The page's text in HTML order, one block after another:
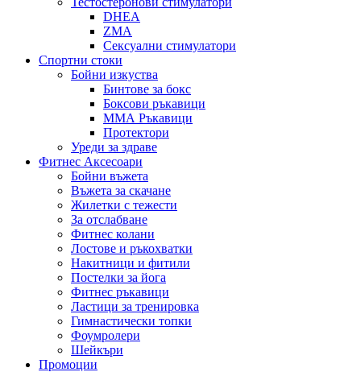
DHEA
ZMA
Сексуални стимулатори
Спортни стоки
Бойни изкуства
Бинтове за бокс
Боксови ръкавици
ММА Ръкавици
Протектори
Уреди за здраве
Фитнес Аксесоари
Бойни въжета
Въжета за скачане
Жилетки с тежести
За отслабване
Фитнес колани
Лостове и ръкохватки
Накитници и фитили
Постелки за йога
Фитнес ръкавици
Ластици за тренировка
Гимнастически топки
Фоумролери
Шейкъри
Промоции